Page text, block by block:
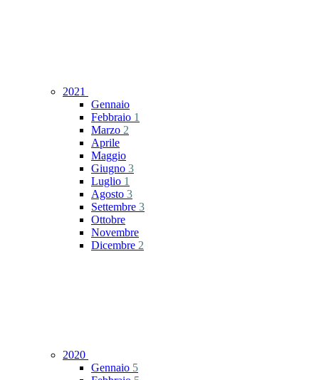
2021
Gennaio
Febbraio 1
Marzo 2
Aprile
Maggio
Giugno 3
Luglio 1
Agosto 3
Settembre 3
Ottobre
Novembre
Dicembre 2
2020
Gennaio 5